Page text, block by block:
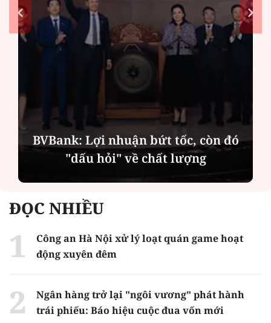
BVBank: Lợi nhuận bứt tốc, còn đó
"dấu hỏi" về chất lượng
ĐỌC NHIỀU
Công an Hà Nội xử lý loạt quán game hoạt
động xuyên đêm
Ngân hàng trở lại "ngôi vương" phát hành
trái phiếu: Báo hiệu cuộc đua vốn mới